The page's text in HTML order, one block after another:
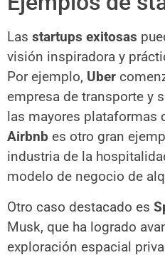
Las startups exitosas
visión inspiradora y
Por ejemplo, Uber
empresa de transporte y
las mayores plataformas
Airbnb es otro gran
industria de la
modelo de negocio de
Otro caso destacado es
Musk, que ha logrado
exploración espacial